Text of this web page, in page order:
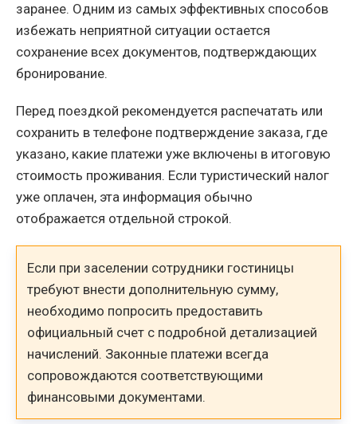
заранее. Одним из самых эффективных способов
избежать неприятной ситуации остается
сохранение всех документов, подтверждающих
бронирование.
Перед поездкой рекомендуется распечатать или
сохранить в телефоне подтверждение заказа, где
указано, какие платежи уже включены в итоговую
стоимость проживания. Если туристический налог
уже оплачен, эта информация обычно
отображается отдельной строкой.
Если при заселении сотрудники гостиницы
требуют внести дополнительную сумму,
необходимо попросить предоставить
официальный счет с подробной детализацией
начислений. Законные платежи всегда
сопровождаются соответствующими
финансовыми документами.